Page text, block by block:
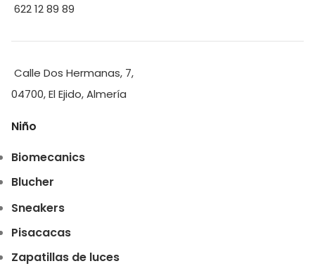
622 12 89 89
Calle Dos Hermanas, 7,
04700, El Ejido, Almería
Niño
Biomecanics
Blucher
Sneakers
Pisacacas
Zapatillas de luces